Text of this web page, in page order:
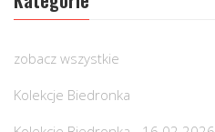
zobacz wszystkie
Kolekcje Biedronka